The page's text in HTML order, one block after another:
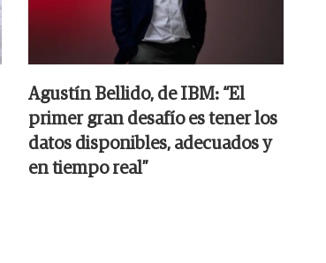
Agustín Bellido, de IBM: “El
primer gran desafío es tener los
datos disponibles, adecuados y
en tiempo real”